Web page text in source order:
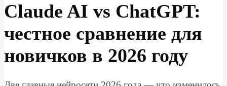
Claude AI vs ChatGPT:
честное сравнение для
новичков в 2026 году